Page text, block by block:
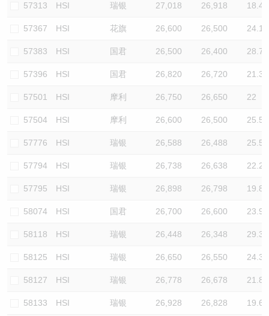
57313 HSI 瑞银 27,018 26,918 18.4
57367 HSI 花旗 26,600 26,500 24.1
57383 HSI 国君 26,500 26,400 28.7
57396 HSI 国君 26,820 26,720 21.3
57501 HSI 摩利 26,750 26,650 22
57504 HSI 摩利 26,600 26,500 25.5
57776 HSI 瑞银 26,588 26,488 25.5
57794 HSI 瑞银 26,738 26,638 22.2
57795 HSI 瑞银 26,898 26,798 19.8
58074 HSI 国君 26,700 26,600 23.9
58118 HSI 瑞银 26,448 26,348 29.3
58125 HSI 瑞银 26,650 26,550 24.3
58127 HSI 瑞银 26,778 26,678 21.8
58133 HSI 瑞银 26,928 26,828 19.6